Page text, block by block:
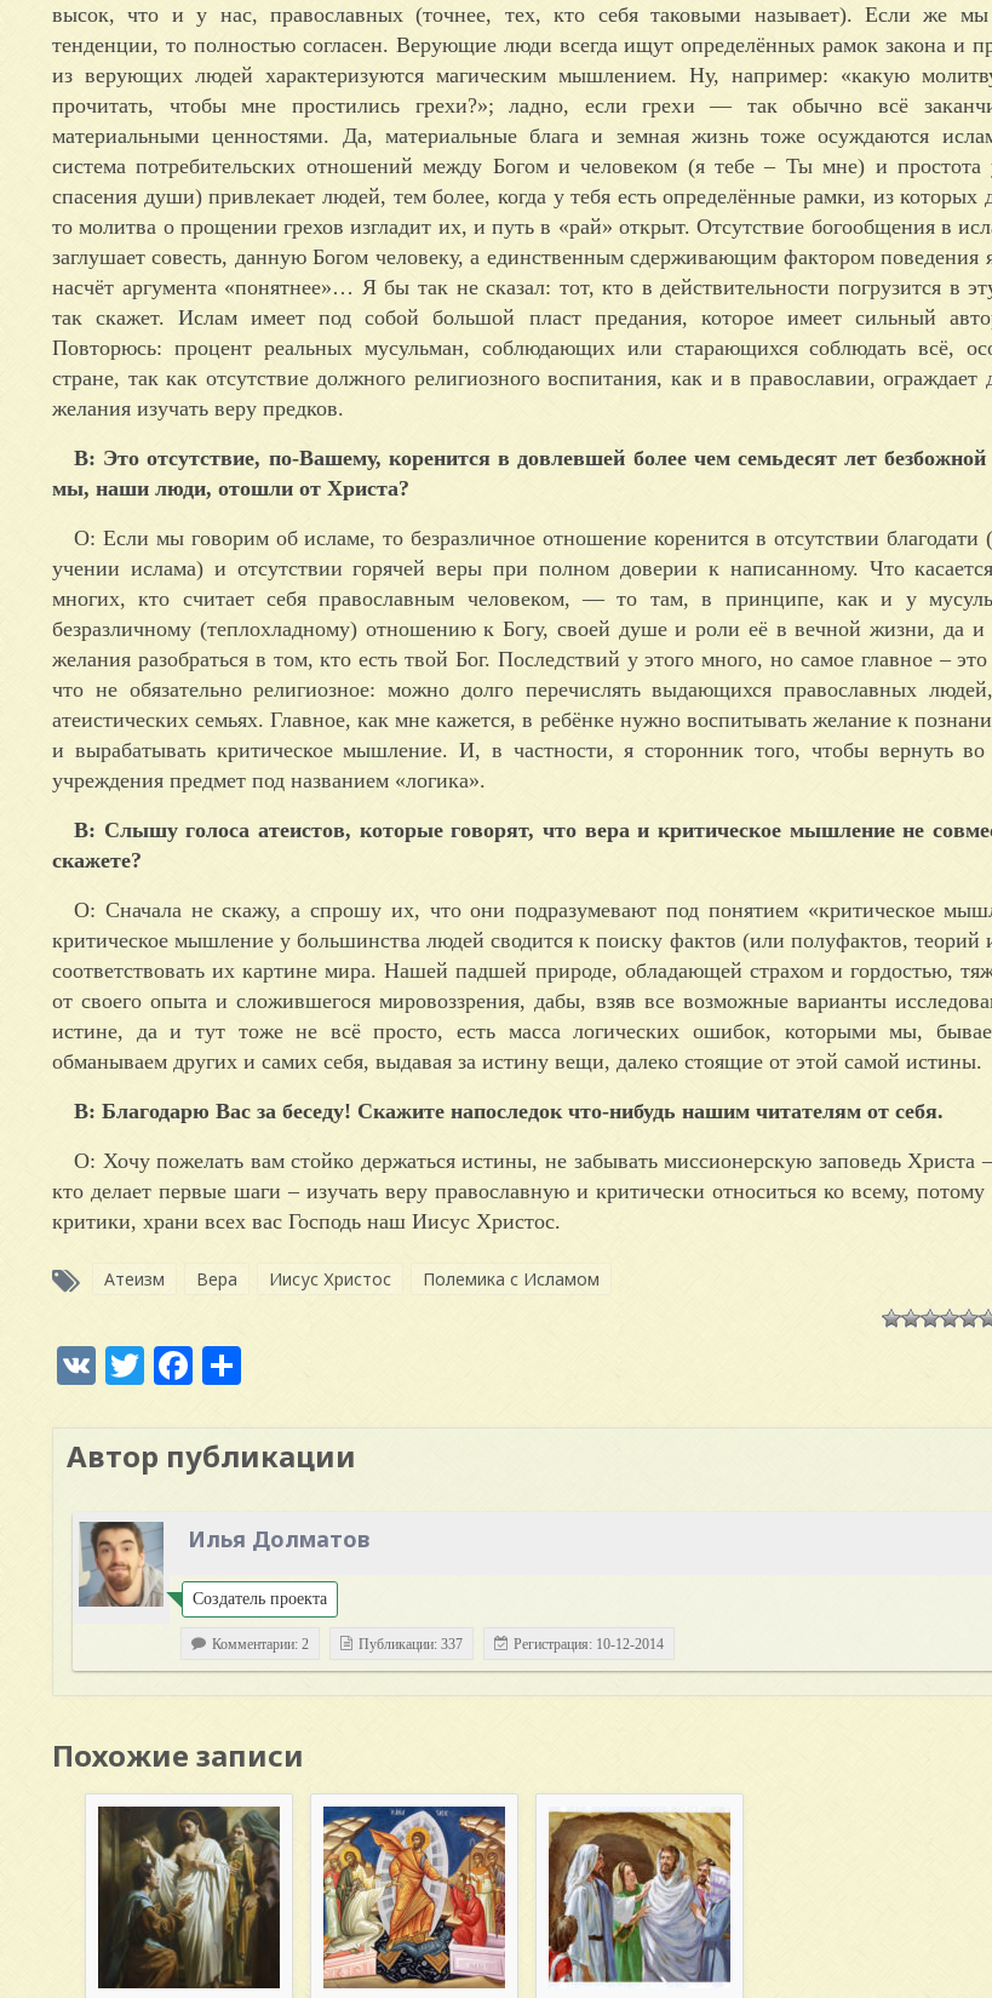
высок, что и у нас, православных (точнее, тех, кто себя таковыми называет). Если же
тенденции, то полностью согласен. Верующие люди всегда ищут определённых рамок закона и
из верующих людей характеризуются магическим мышлением. Ну, например: «какую
прочитать, чтобы мне простились грехи?»; ладно, если грехи — так обычно всё
материальными ценностями. Да, материальные блага и земная жизнь тоже осуждаются
система потребительских отношений между Богом и человеком (я тебе – Ты мне) и простота
спасения души) привлекает людей, тем более, когда у тебя есть определённые рамки, из
то молитва о прощении грехов изгладит их, и путь в «рай» открыт. Отсутствие богообщения в
заглушает совесть, данную Богом человеку, а единственным сдерживающим фактором поведения
насчёт аргумента «понятнее»… Я бы так не сказал: тот, кто в действительности погрузится в
так скажет. Ислам имеет под собой большой пласт предания, которое имеет сильный
Повторюсь: процент реальных мусульман, соблюдающих или старающихся соблюдать всё,
стране, так как отсутствие должного религиозного воспитания, как и в православии, ограждает
желания изучать веру предков.
В: Это отсутствие, по-Вашему, коренится в довлевшей более чем семьдесят лет
мы, наши люди, отошли от Христа?
О: Если мы говорим об исламе, то безразличное отношение коренится в отсутствии
учении ислама) и отсутствии горячей веры при полном доверии к написанному. Что
многих, кто считает себя православным человеком, — то там, в принципе, как и у
безразличному (теплохладному) отношению к Богу, своей душе и роли её в вечной жизни, да и
желания разобраться в том, кто есть твой Бог. Последствий у этого много, но самое главное –
что не обязательно религиозное: можно долго перечислять выдающихся православных
атеистических семьях. Главное, как мне кажется, в ребёнке нужно воспитывать желание к
и вырабатывать критическое мышление. И, в частности, я сторонник того, чтобы вернуть во
учреждения предмет под названием «логика».
В: Слышу голоса атеистов, которые говорят, что вера и критическое мышление не
скажете?
О: Сначала не скажу, а спрошу их, что они подразумевают под понятием «критическое
критическое мышление у большинства людей сводится к поиску фактов (или полуфактов, теорий
соответствовать их картине мира. Нашей падшей природе, обладающей страхом и гордостью,
от своего опыта и сложившегося мировоззрения, дабы, взяв все возможные варианты
истине, да и тут тоже не всё просто, есть масса логических ошибок, которыми мы,
обманываем других и самих себя, выдавая за истину вещи, далеко стоящие от этой самой истины.
В: Благодарю Вас за беседу! Скажите напоследок что-нибудь нашим читателям от себя.
О: Хочу пожелать вам стойко держаться истины, не забывать миссионерскую заповедь Христа
кто делает первые шаги – изучать веру православную и критически относиться ко всему,
критики, храни всех вас Господь наш Иисус Христос.
Атеизм Вера Иисус Христос Полемика с Исламом
VK TwitterFacebook
Автор публикации
Илья Долматов
Создатель проекта
Комментарии: 2 Публикации: 337 Регистрация: 10-12-2014
Похожие записи